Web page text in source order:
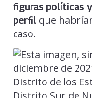
figuras políticas
perfilque
caso.